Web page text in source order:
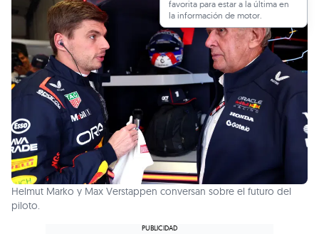
favorita para estar a la última en
la información de motor.
Helmut Marko y Max Verstappen conversan sobre el futuro del
piloto.